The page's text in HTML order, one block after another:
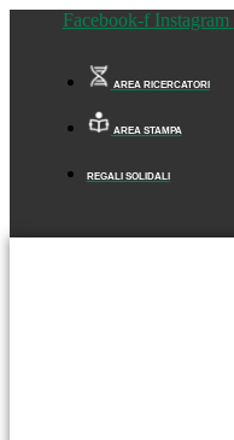
Facebook-f Instagram
AREA RICERCATORI
AREA STAMPA
REGALI SOLIDALI